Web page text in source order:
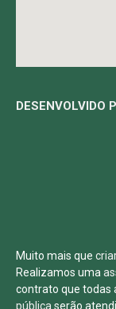
DESENVOLVIDO
Muito mais que
Realizamos uma
contrato que todas
pública serão